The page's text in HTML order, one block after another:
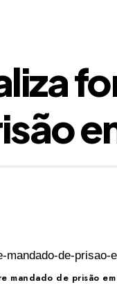
mandado de prisão em